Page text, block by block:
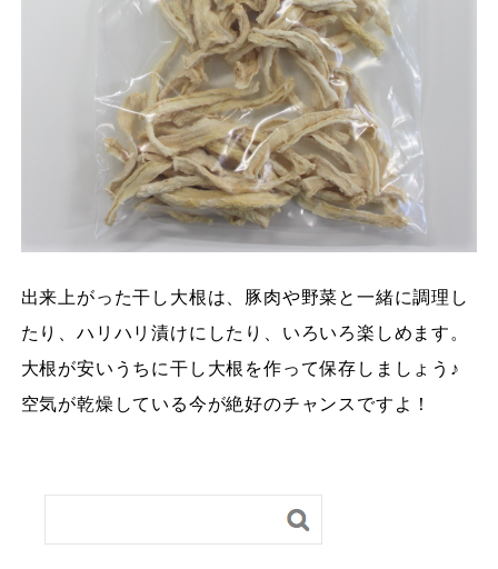
出来上がった干し大根は、豚肉や野菜と一緒に調理し
たり、ハリハリ漬けにしたり、いろいろ楽しめます。
大根が安いうちに干し大根を作って保存しましょう♪
空気が乾燥している今が絶好のチャンスですよ！